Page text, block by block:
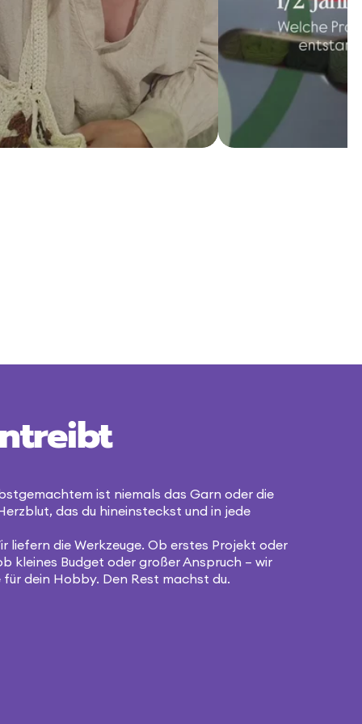
ist niemals das Garn oder die
das du hineinsteckst und in jede
liefern die Werkzeuge. Ob erstes Projekt oder
kleines Budget oder großer Anspruch – wir
dein Hobby. Den Rest machst du.